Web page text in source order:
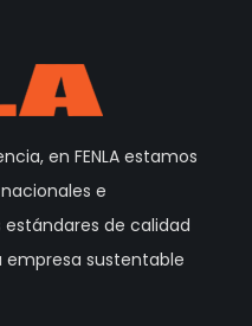
en FENLA estamos
e
de calidad
empresa sustentable